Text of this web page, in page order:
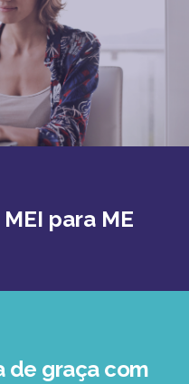
para ME
de graça com